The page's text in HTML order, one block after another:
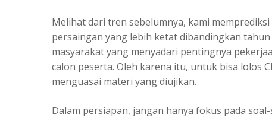
Melihat dari tren sebelumnya, kami
persaingan yang lebih ketat dibandingkan
masyarakat yang menyadari pentingnya
calon peserta. Oleh karena itu, untuk bisa lolos
menguasai materi yang diujikan.
Dalam persiapan, jangan hanya fokus pada